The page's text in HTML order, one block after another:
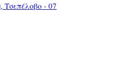
- 07